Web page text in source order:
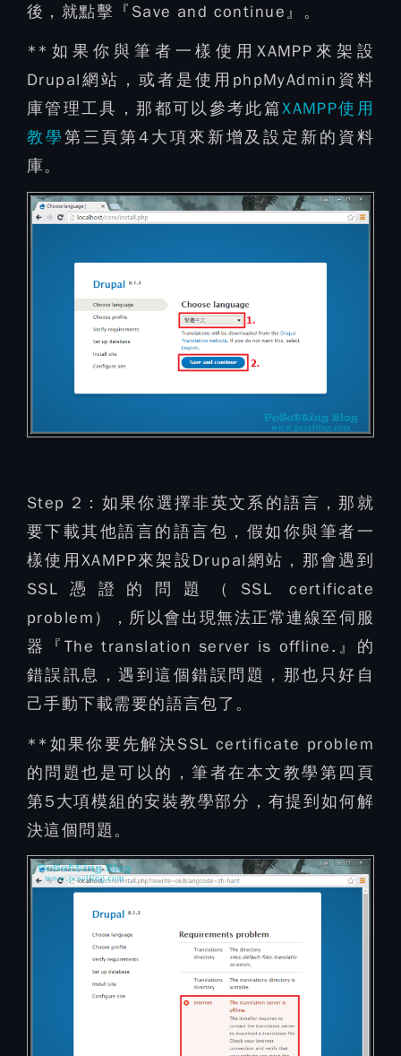
後，就點擊『Save and continue』。
**如果你與筆者一樣使用XAMPP來架設
Drupal網站，或者是使用phpMyAdmin資料
庫管理工具，那都可以參考此篇XAMPP使用
教學第三頁第4大項來新增及設定新的資料
庫。
Step 2： 如果你選擇非英文系的語言，那就
要下載其他語言的語言包，假如你與筆者一
樣使用XAMPP來架設Drupal網站，那會遇到
SSL憑證的問題（SSL certificate
problem），所以會出現無法正常連線至伺服
器『The translation server is offline.』的
錯誤訊息，遇到這個錯誤問題，那也只好自
己手動下載需要的語言包了。
**如果你要先解決SSL certificate problem
的問題也是可以的，筆者在本文教學第四頁
第5大項模組的安裝教學部分，有提到如何解
決這個問題。